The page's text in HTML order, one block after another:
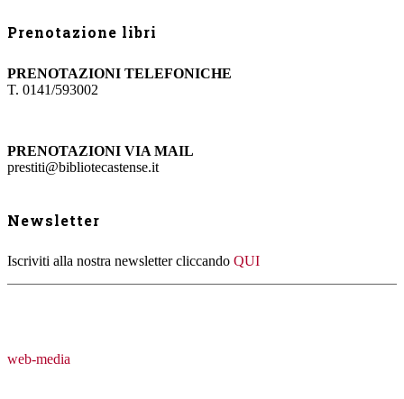
Prenotazione libri
PRENOTAZIONI TELEFONICHE
T. 0141/593002
PRENOTAZIONI VIA MAIL
prestiti@bibliotecastense.it
Newsletter
Iscriviti alla nostra newsletter cliccando QUI
web-media